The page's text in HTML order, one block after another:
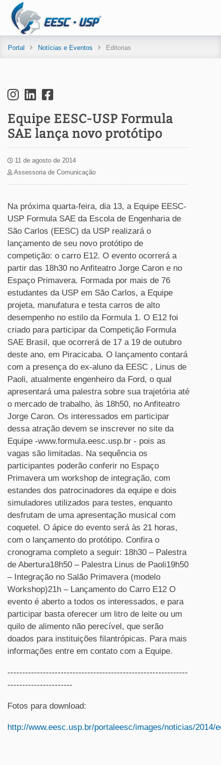
Portal Notícias e Eventos Editorias
Equipe EESC-USP Formula
SAE lança novo protótipo
11 de agosto de 2014
Assessoria de Comunicação
Na próxima quarta-feira, dia 13, a Equipe EESC-
USP Formula SAE da Escola de Engenharia de
São Carlos (EESC) da USP realizará o
lançamento de seu novo protótipo de
competição: o carro E12. O evento ocorrerá a
partir das 18h30 no Anfiteatro Jorge Caron e no
Espaço Primavera. Formada por mais de 76
estudantes da USP em São Carlos, a Equipe
projeta, manufatura e testa carros de alto
desempenho no estilo da Formula 1. O E12 foi
criado para participar da Competição Formula
SAE Brasil, que ocorrerá de 17 a 19 de outubro
deste ano, em Piracicaba. O lançamento contará
com a presença do ex-aluno da EESC , Linus de
Paoli, atualmente engenheiro da Ford, o qual
apresentará uma palestra sobre sua trajetória até
o mercado de trabalho, às 18h50, no Anfiteatro
Jorge Caron. Os interessados em participar
dessa atração devem se inscrever no site da
Equipe -www.formula.eesc.usp.br - pois as
vagas são limitadas. Na sequência os
participantes poderão conferir no Espaço
Primavera um workshop de integração, com
estandes dos patrocinadores da equipe e dois
simuladores utilizados para testes, enquanto
desfrutam de uma apresentação musical com
coquetel. O ápice do evento será às 21 horas,
com o lançamento do protótipo. Confira o
cronograma completo a seguir: 18h30 – Palestra
de Abertura18h50 – Palestra Linus de Paoli19h50
– Integração no Salão Primavera (modelo
Workshop)21h – Lançamento do Carro E12 O
evento é aberto a todos os interessados, e para
participar basta oferecer um litro de leite ou um
quilo de alimento não perecível, que serão
doados para instituições filantrópicas. Para mais
informações entre em contato com a Equipe.
-------------------------------------------------------------
----------------------
Fotos para download:
http://www.eesc.usp.br/portaleesc/images/noticias/2014/